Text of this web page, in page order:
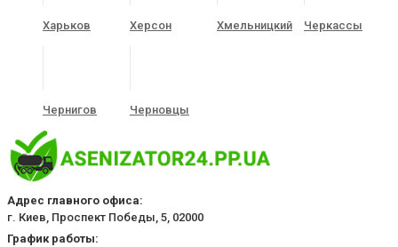
Харьков Херсон Хмельницкий Черкассы
Чернигов Черновцы
Адрес главного офиса:
г. Киев, Проспект Победы, 5, 02000
График работы: